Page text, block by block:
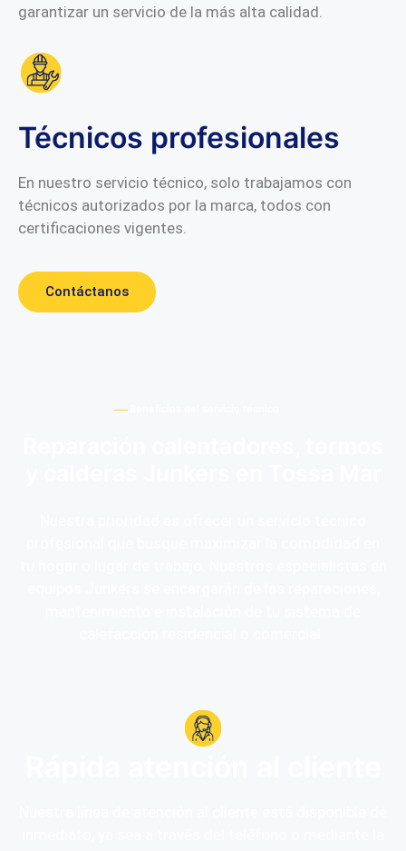
garantizar un servicio de la más alta calidad.
Técnicos profesionales
En nuestro servicio técnico, solo trabajamos con
técnicos autorizados por la marca, todos con
certificaciones vigentes.
Contáctanos